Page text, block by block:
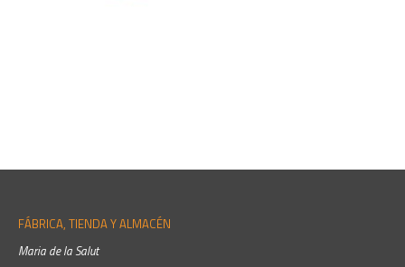
FÁBRICA, TIENDA Y ALMACÉN
Maria de la Salut